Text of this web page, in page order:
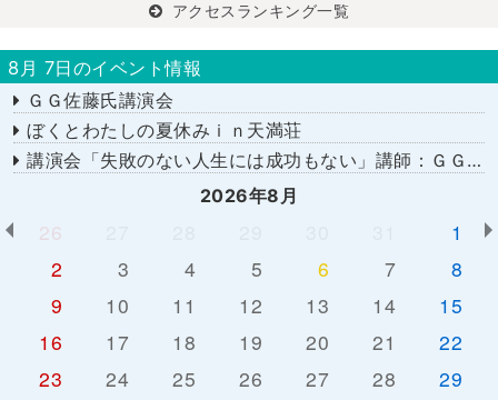
アクセスランキング一覧
8月 7日のイベント情報
ＧＧ佐藤氏講演会
ぼくとわたしの夏休みｉｎ天満荘
講演会「失敗のない人生には成功もない」講師：ＧＧ佐藤さん
2026年8月
26
1
2
3 4 5 6 7
8
9
10 11 12 13 14
15
16
17 18 19 20 21
22
23
24 25 26 27 28
29